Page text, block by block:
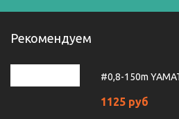
Рекомендуем
#0,8-150m
1125 руб